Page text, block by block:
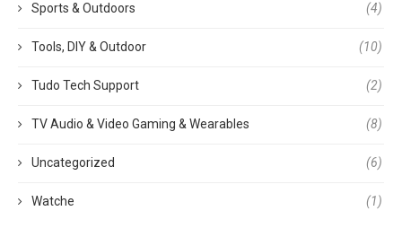
Sports & Outdoors (4)
Tools, DIY & Outdoor (10)
Tudo Tech Support (2)
TV Audio & Video Gaming & Wearables (8)
Uncategorized (6)
Watche (1)